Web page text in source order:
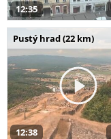
12:35
Pustý hrad (22 km)
12:38